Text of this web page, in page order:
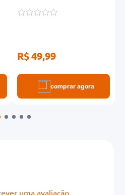
R$ 49,99
comprar agora
uma avaliação.